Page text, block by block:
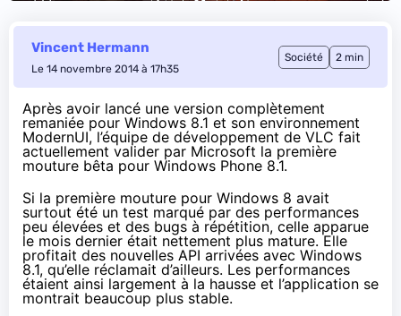
Vincent Hermann
Le 14 novembre 2014 à 17h35
Société 2 min
Après avoir lancé une version complètement
remaniée pour Windows 8.1 et son environnement
ModernUI, l’équipe de développement de VLC fait
actuellement valider par Microsoft la première
mouture bêta pour Windows Phone 8.1.
Si la première mouture pour Windows 8 avait
surtout été un test marqué par des performances
peu élevées et des bugs à répétition, celle apparue
le mois dernier était nettement plus mature. Elle
profitait des nouvelles API arrivées avec Windows
8.1, qu’elle réclamait d’ailleurs. Les performances
étaient ainsi largement à la hausse et l’application se
montrait beaucoup plus stable.